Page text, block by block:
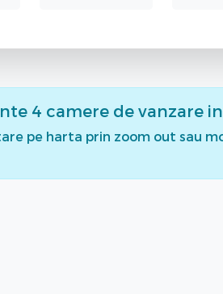
4 camere de vanzare
pe harta prin zoom out sau